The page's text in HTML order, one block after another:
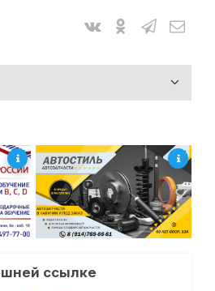
ссылке